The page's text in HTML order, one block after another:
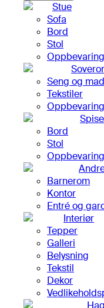
Stue
Sofa
Bord
Stol
Oppbevaring
Seng og
Tekstiler
Oppbevaring
Bord
Stol
Oppbevaring
Barnerom
Kontor
Entré og
Interiør
Tepper
Galleri
Belysning
Tekstil
Dekor